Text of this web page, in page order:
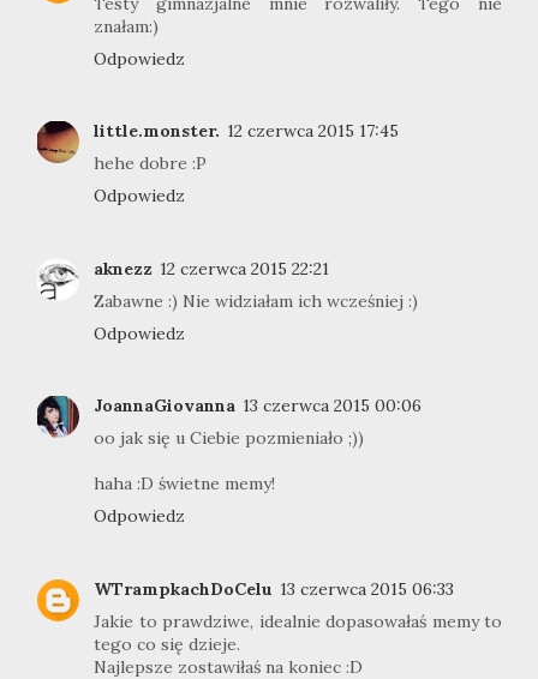
znałam:)
Odpowiedz
little.monster. 12 czerwca 2015 17:45
hehe dobre :P
Odpowiedz
aknezz 12 czerwca 2015 22:21
Zabawne :) Nie widziałam ich wcześniej :)
Odpowiedz
JoannaGiovanna 13 czerwca 2015 00:06
oo jak się u Ciebie pozmieniało ;))
haha :D świetne memy!
Odpowiedz
WTrampkachDoCelu 13 czerwca 2015 06:33
Jakie to prawdziwe, idealnie dopasowałaś memy to
tego co się dzieje.
Najlepsze zostawiłaś na koniec :D